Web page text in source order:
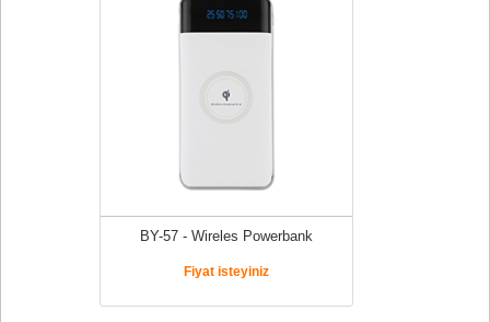
BY-57 - Wireles Powerbank
Fiyat isteyiniz